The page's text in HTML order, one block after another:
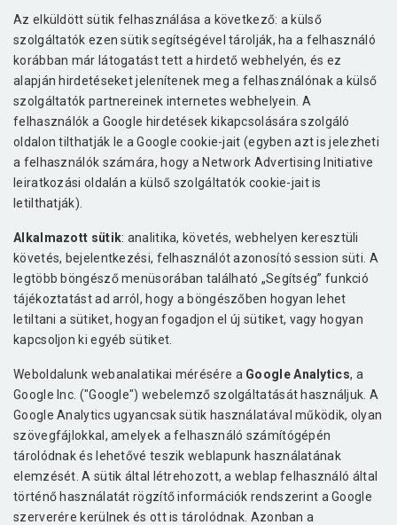
Az elküldött sütik felhasználása a következő: a külső
szolgáltatók ezen sütik segítségével tárolják, ha a felhasználó
korábban már látogatást tett a hirdető webhelyén, és ez
alapján hirdetéseket jelenítenek meg a felhasználónak a külső
szolgáltatók partnereinek internetes webhelyein. A
felhasználók a Google hirdetések kikapcsolására szolgáló
oldalon tilthatják le a Google cookie-jait (egyben azt is jelezheti
a felhasználók számára, hogy a Network Advertising Initiative
leiratkozási oldalán a külső szolgáltatók cookie-jait is
letilthatják).
Alkalmazott sütik: analitika, követés, webhelyen keresztüli
követés, bejelentkezési, felhasználót azonosító session süti. A
legtöbb böngésző menüsorában található „Segítség” funkció
tájékoztatást ad arról, hogy a böngészőben hogyan lehet
letiltani a sütiket, hogyan fogadjon el új sütiket, vagy hogyan
kapcsoljon ki egyéb sütiket.
Weboldalunk webanalatikai mérésére a Google Analytics, a
Google Inc. ("Google") webelemző szolgáltatását használjuk. A
Google Analytics ugyancsak sütik használatával működik, olyan
szövegfájlokkal, amelyek a felhasználó számítógépén
tárolódnak és lehetővé teszik weblapunk használatának
elemzését. A sütik által létrehozott, a weblap felhasználó által
történő használatát rögzítő információk rendszerint a Google
szerverére kerülnek és ott is tárolódnak. Azonban a